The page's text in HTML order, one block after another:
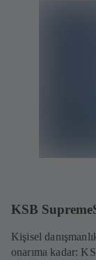
KSB
Kişisel
onarıma kadar: